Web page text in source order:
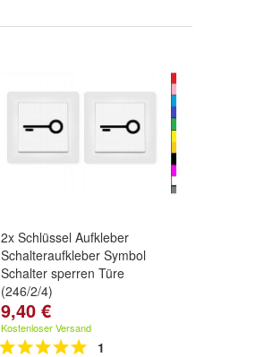
2x Schlüssel Aufkleber
Schalteraufkleber Symbol
Schalter sperren Türe
(246/2/4)
Farbe:Gold / mittelgold
dunkelgold,Silbergrau
undweitere ...
9,40 €
Kostenloser Versand
1